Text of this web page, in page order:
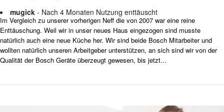
mugick - Nach 4 Monaten Nutzung enttäuscht
Im Vergleich zu unserer vorherigen Neff die von 2007 war eine reine
Enttäuschung. Weil wir in unser neues Haus eingezogen sind musste
natürlich auch eine neue Küche her. Wir sind beide Bosch Mitarbeiter und
wollten natürlich unseren Arbeitgeber unterstützen, an sich sind wir von der
Qualität der Bosch Geräte überzeugt gewesen, bis jetzt...